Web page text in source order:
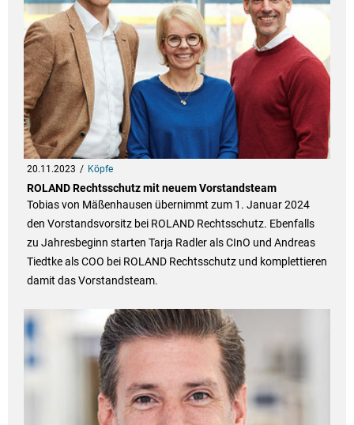
20.11.2023 Köpfe
ROLAND Rechtsschutz mit neuem Vorstandsteam
Tobias von Mäßenhausen übernimmt zum 1. Januar 2024
den Vorstandsvorsitz bei ROLAND Rechtsschutz. Ebenfalls
zu Jahresbeginn starten Tarja Radler als CInO und Andreas
Tiedtke als COO bei ROLAND Rechtsschutz und komplettieren
damit das Vorstandsteam.